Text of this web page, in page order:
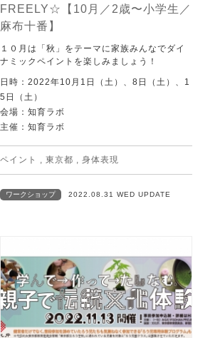
FREELY☆【10月／2歳〜小学生／
麻布十番】
１０月は「秋」をテーマに家族みんなでダイ
ナミックペイントを楽しみましょう！
日時：2022年10月1日（土）、8日（土）、1
5日（土）
会場：知育ラボ
主催：知育ラボ
ペイント , 東京都 , 身体表現
ワークショップ 2022.08.31 WED UPDATE